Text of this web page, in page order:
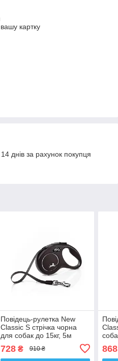
картку
днів за рахунок покупця
Повідець-рулетка New
Classic S стрічка чорна
для собак до 15кг, 5м
728₴ 910 ₴